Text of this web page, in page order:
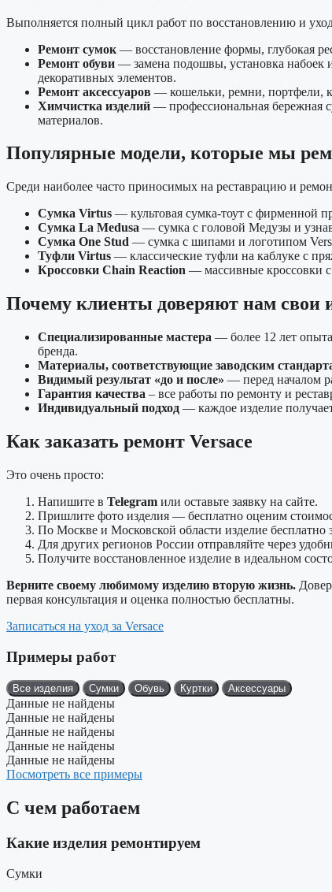
Выполняется полный цикл работ по восстановлению и
Ремонт сумок — восстановление формы, глубокая
Ремонт обуви — замена подошвы, установка набоек
декоративных элементов.
Ремонт аксессуаров — кошельки, ремни, портфели,
Химчистка изделий — профессиональная бережная
материалов.
Популярные модели, которые мы
Среди наиболее часто приносимых на реставрацию и
Сумка Virtus — культовая сумка-тоут с фирменной
Сумка La Medusa — сумка с головой Медузы и
Сумка One Stud — сумка с шипами и логотипом
Туфли Virtus — классические туфли на каблуке с
Кроссовки Chain Reaction — массивные кроссовки
Почему клиенты доверяют нам свои
Специализированные мастера — более 12 лет
бренда.
Материалы, соответствующие заводским
Видимый результат «до и после» — перед началом
Гарантия качества – все работы по ремонту и
Индивидуальный подход — каждое изделие
Как заказать ремонт Versace
Это очень просто:
Напишите в Telegram или оставьте заявку на сайте.
Пришлите фото изделия — бесплатно оценим
По Москве и Московской области изделие бесплатно
Для других регионов России отправляйте через
Получите восстановленное изделие в идеальном
Верните своему любимому изделию вторую жизнь.
первая консультация и оценка полностью бесплатны.
Записаться на уход за Versace
Примеры работ
Все изделия Сумки Обувь Куртки Аксессуары
Данные не найдены
Данные не найдены
Данные не найдены
Данные не найдены
Данные не найдены
Посмотреть все примеры
С чем работаем
Какие изделия ремонтируем
Сумки